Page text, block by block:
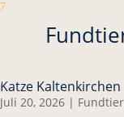
7
Katze Kaltenkirchen
Juli 20, 2026 |